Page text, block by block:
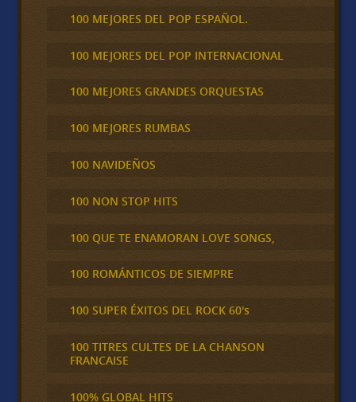
100 MEJORES DEL POP ESPAÑOL.
100 MEJORES DEL POP INTERNACIONAL
100 MEJORES GRANDES ORQUESTAS
100 MEJORES RUMBAS
100 NAVIDEÑOS
100 NON STOP HITS
100 QUE TE ENAMORAN LOVE SONGS,
100 ROMÁNTICOS DE SIEMPRE
100 SUPER ÉXITOS DEL ROCK 60's
100 TITRES CULTES DE LA CHANSON
FRANCAISE
100% GLOBAL HITS